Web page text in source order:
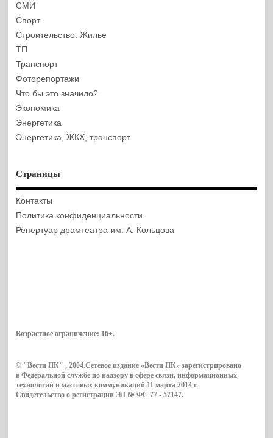
СМИ
Спорт
Строительство. Жилье
ТП
Транспорт
Фоторепортажи
Что бы это значило?
Экономика
Энергетика
Энергетика, ЖКХ, транспорт
Страницы
Контакты
Политика конфиденциальности
Репертуар драмтеатра им. А. Кольцова
Возрастное ограничение: 16+.
© "Вести ПК" , 2004.Сетевое издание «Вести ПК» зарегистрировано
в Федеральной службе по надзору в сфере связи, информационных
технологий и массовых коммуникаций 11 марта 2014 г.
Свидетельство о регистрации ЭЛ № ФС 77 - 57147.